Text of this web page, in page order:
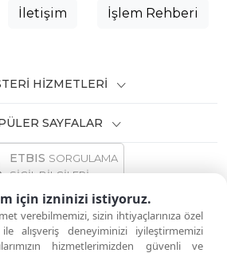
için izninizi istiyoruz.
verebilmemizi, sizin ihtiyaçlarınıza özel
alışveriş deneyiminizi iyileştirmemizi
hizmetlerimizden güvenli ve
İletişim İşlem Rehberi
HIZMETLERI
SAYFALAR
ETBIS SORGULAMA
SİCİL BİLGİLERİ
GÜVENLİ ALIŞVERİŞ